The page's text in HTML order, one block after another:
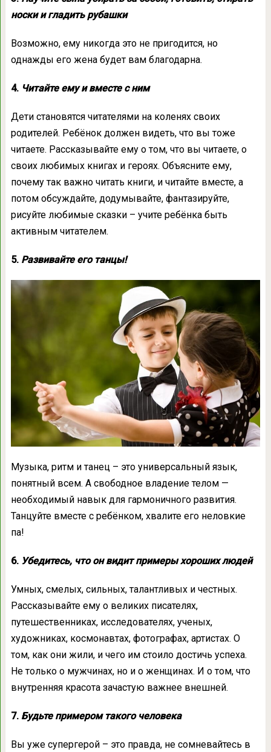
носки и гладить рубашки
Возможно, ему никогда это не пригодится, но
однажды его жена будет вам благодарна.
4. Читайте ему и вместе с ним
Дети становятся читателями на коленях своих
родителей. Ребёнок должен видеть, что вы тоже
читаете. Рассказывайте ему о том, что вы читаете, о
своих любимых книгах и героях. Объясните ему,
почему так важно читать книги, и читайте вместе, а
потом обсуждайте, додумывайте, фантазируйте,
рисуйте любимые сказки – учите ребёнка быть
активным читателем.
5. Развивайте его танцы!
Музыка, ритм и танец – это универсальный язык,
понятный всем. А свободное владение телом —
необходимый навык для гармоничного развития.
Танцуйте вместе с ребёнком, хвалите его неловкие
па!
6.Убедитесь, что он видит примеры хороших людей
Умных, смелых, сильных, талантливых и честных.
Рассказывайте ему о великих писателях,
путешественниках, исследователях, ученых,
художниках, космонавтах, фотографах, артистах. О
том, как они жили, и чего им стоило достичь успеха.
Не только о мужчинах, но и о женщинах. И о том, что
внутренняя красота зачастую важнее внешней.
7.Будьте примером такого человека
Вы уже супергерой – это правда, не сомневайтесь в